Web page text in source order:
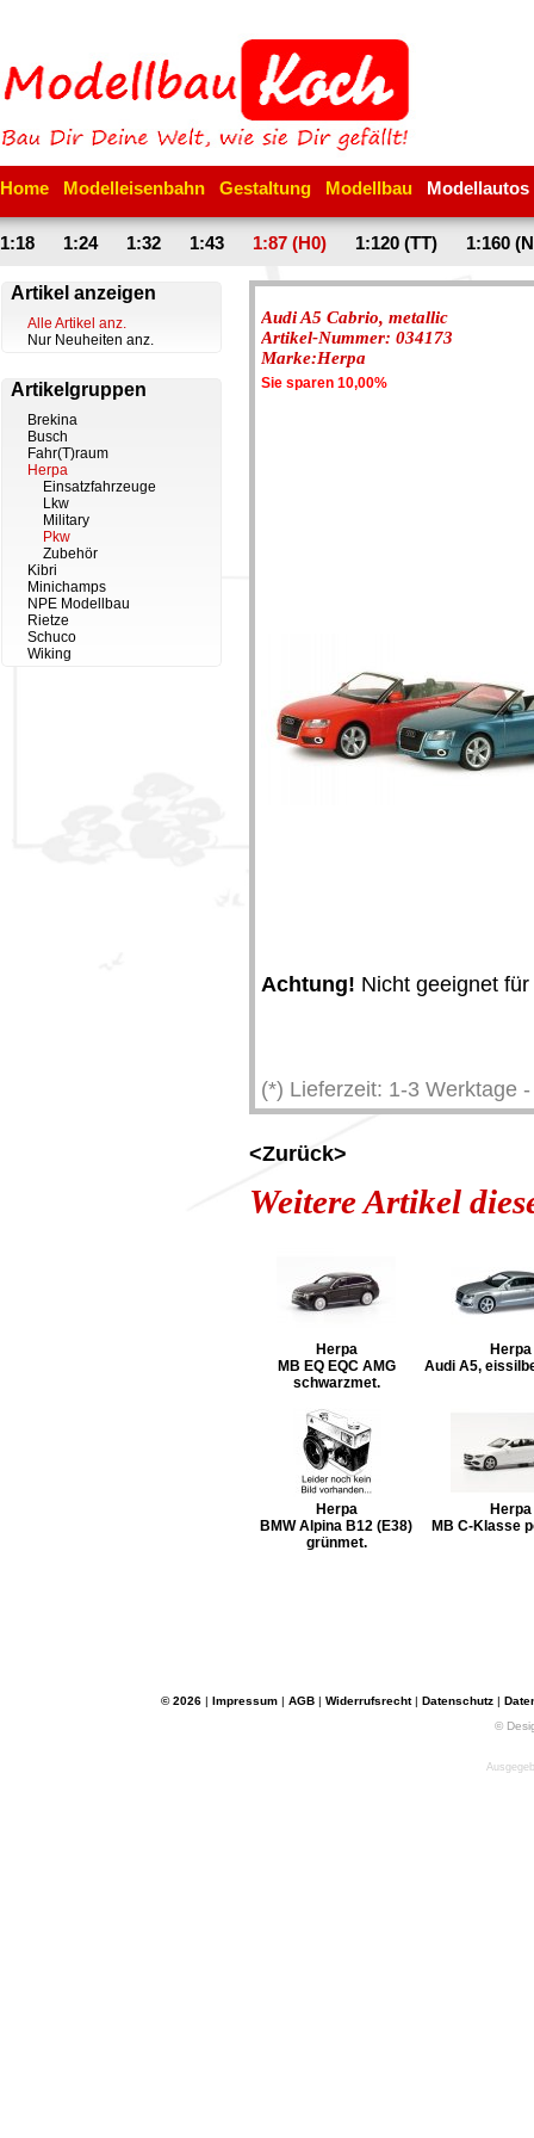
Home Modelleisenbahn Gestaltung Modellbau Modellautos
1:18 1:24 1:32 1:43 1:87 (H0) 1:120 (TT) 1:160
Artikel anzeigen
Alle Artikel anz.
Nur Neuheiten anz.
Artikelgruppen
Brekina
Busch
Fahr(T)raum
Herpa
Einsatzfahrzeuge
Lkw
Military
Pkw
Zubehör
Kibri
Minichamps
NPE Modellbau
Rietze
Schuco
Wiking
Audi A5 Cabrio, metallic
Artikel-Nummer: 034173
Marke:Herpa
Sie sparen 10,00%
Achtung! Nicht geeignet
(*) Lieferzeit: 1-3 Werktage
<Zurück>
Weitere Artikel
Herpa
MB EQ EQC AMG
schwarzmet.
Herpa
Audi A5,
Herpa
BMW Alpina B12 (E38)
grünmet.
Herpa
MB C-Klasse
© 2026 | Impressum | AGB | Widerrufsrecht| Datenschutz |
©